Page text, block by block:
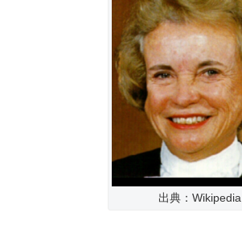
出典：Wikipedia